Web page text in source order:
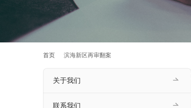
首页 滨海新区再审翻案
关于我们
联系我们